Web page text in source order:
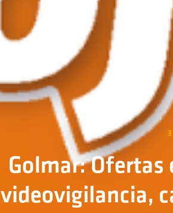
Golmar: Ofertas
videovigilancia,